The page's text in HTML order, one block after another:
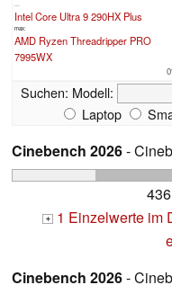
Intel Core Ultra 9 290HX Plus
max:
AMD Ryzen Threadripper PRO
7995WX
Suchen: Modell:
Laptop
Cinebench 2026-
+ 1 Einzelwerte im
Cinebench 2026-